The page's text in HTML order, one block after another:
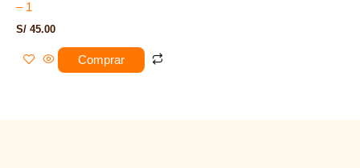
– 1
S/ 45.00
Comprar